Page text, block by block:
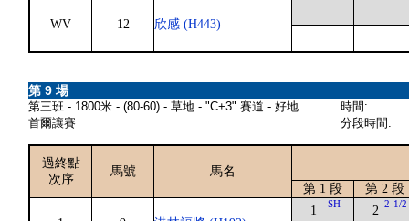
WV 12 欣感 (H443)
第 9 場
第三班 - 1800米 - (80-60) - 草地 - "C+3" 賽道 - 好地
首爾讓賽
時間:
分段時間:
過終點
次序
馬號
馬名
第 1 段
第 2 段
1 SH 2 2-1/2